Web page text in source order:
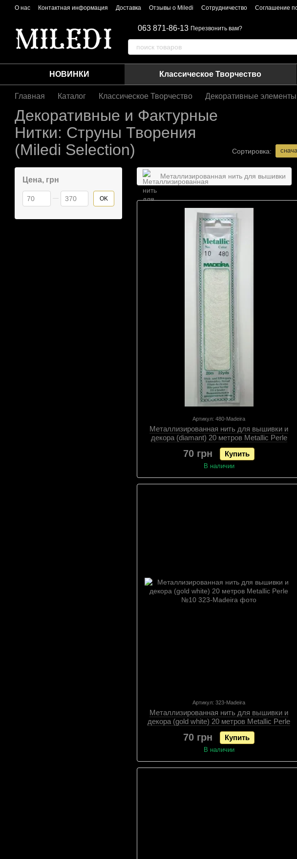
Перейти к основному контенту
О нас Контактная информация Доставка Отзывы о Miledi Сотрудничество Соглашение
063 871-86-13 Перезвонить вам?
НОВИНКИ Классическое Творчество
Главная Каталог Классическое Творчество Декоративные элементы
Декоративные и Фактурные
Нитки: Струны Творения
(Miledi Selection)
Сортировка:
Металлизированная нить для вышивки
Артикул: 480-Madeira
Металлизированная нить для вышивки и
декора (diamant) 20 метров Metallic Perle
№10
70 грн Купить
В наличии
Артикул: 323-Madeira
Металлизированная нить для вышивки и
декора (gold white) 20 метров Metallic Perle
№10
70 грн Купить
В наличии
Цена, грн
От Цена, грн
До Цена, грн OK